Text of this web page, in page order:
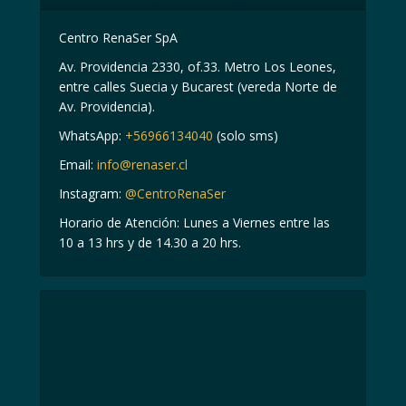
Centro RenaSer SpA
Av. Providencia 2330, of.33. Metro Los Leones,
entre calles Suecia y Bucarest (vereda Norte de
Av. Providencia).
WhatsApp: +56966134040 (solo sms)
Email: info@renaser.cl
Instagram: @CentroRenaSer
Horario de Atención: Lunes a Viernes entre las
10 a 13 hrs y de 14.30 a 20 hrs.